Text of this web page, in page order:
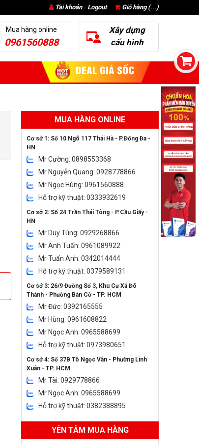
Giỏ hàng (...)
Tài khoản/ Logout
Mua hàng online
0961560888
Xây dựng
cấu hình
MUA HÀNG ONLINE
Cơ sở 1: Số 10 Ngõ 117 Thái Hà - P.Đống Đa -
HN
Mr Cường: 0898553368
Mr Nguyễn Quang: 0928778866
Mr Ngọc Hùng: 0961560888
Hỗ trợ kỹ thuật: 0333932619
Cơ sở 2: Số 24 Trần Thái Tông - P.Cầu Giấy -
HN
Mr Duy Tùng: 0929268866
Mr Anh Tuấn: 0961089922
Mr Tuấn Anh: 0342014444
Hỗ trợ kỹ thuật: 0379589131
Cơ sở 3: 26/9 Đường Số 3, Khu Cư Xá Đô
Thành - Phường Bàn Cờ - TP. HCM
Mr Đức: 0392165555
Mr Hùng: 0961608822
Mr Ngọc Anh: 0965588699
Hỗ trợ kỹ thuật: 0973980651
Cơ sở 4: Số 37B Tô Ngọc Vân - Phường Linh
Xuân - TP. HCM
Mr Tài: 0929778866
Mr Ngọc Anh: 0965588699
Hỗ trợ kỹ thuật: 0382388895
YÊN TÂM MUA HÀNG